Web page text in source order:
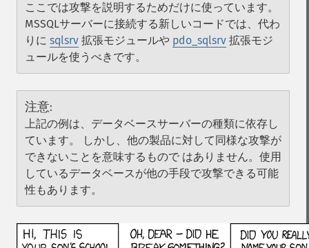
ここでは攻撃を説明するためだけに使っています。
MSSQLサーバーに接続する新しいコードでは、代わ
りに sqlsrv 拡張モジュールや pdo_sqlsrv 拡張モジ
ュールを使うべきです。
注意:
上記の例は、データベースサーバーの種類に依存し
ています。 しかし、他の製品に対して同様な攻撃が
できないことを意味するもので はありません。使用
しているデータベースが他の手段で攻撃できる可能
性もあります。